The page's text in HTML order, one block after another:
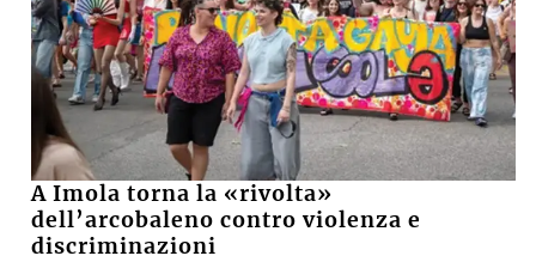
A Imola torna la «rivolta»
dell’arcobaleno contro violenza e
discriminazioni